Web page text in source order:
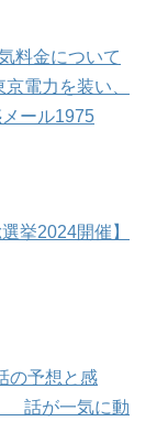
料金について
電力を装い、
ール1975
挙2024開催】
の予想と感
話が一気に動